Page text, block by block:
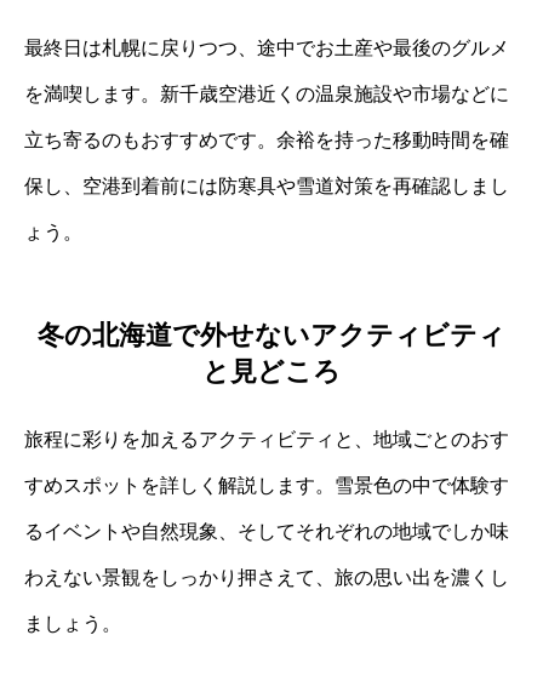
最終日は札幌に戻りつつ、途中でお土産や最後のグルメ
を満喫します。新千歳空港近くの温泉施設や市場などに
立ち寄るのもおすすめです。余裕を持った移動時間を確
保し、空港到着前には防寒具や雪道対策を再確認しまし
ょう。
冬の北海道で外せないアクティビティ
と見どころ
旅程に彩りを加えるアクティビティと、地域ごとのおす
すめスポットを詳しく解説します。雪景色の中で体験す
るイベントや自然現象、そしてそれぞれの地域でしか味
わえない景観をしっかり押さえて、旅の思い出を濃くし
ましょう。